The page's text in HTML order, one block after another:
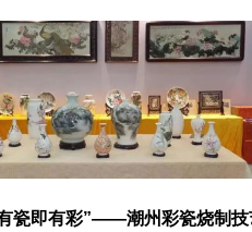
瓷即有彩”——潮州彩瓷烧制技